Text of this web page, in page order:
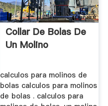
Collar De Bolas De
Un Molino
calculos para molinos de
bolas calculos para molinos
de bolas . calculos para